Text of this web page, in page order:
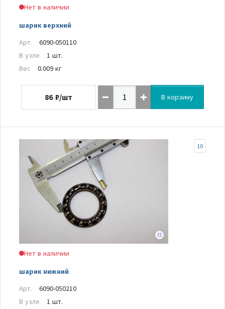
Нет в наличии
шарик верхний
Арт.
6090-050110
В узле
1 шт.
Вес
0.009 кг
86 ₽/шт В корзину
Нет в наличии
шарик нижний
10
Арт.
6090-050210
В узле
1 шт.